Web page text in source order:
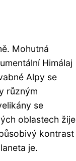
Mohutná
Himálaj
Alpy se
různým
se
oblastech žije
kontrast
je.